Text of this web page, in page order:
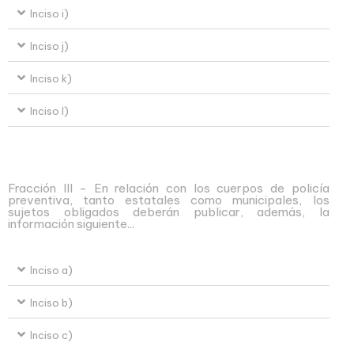
Inciso i)
Inciso j)
Inciso k)
Inciso l)
Fracción III - En relación con los cuerpos de policía
preventiva, tanto estatales como municipales, los
sujetos obligados deberán publicar, además, la
información siguiente...
Inciso a)
Inciso b)
Inciso c)